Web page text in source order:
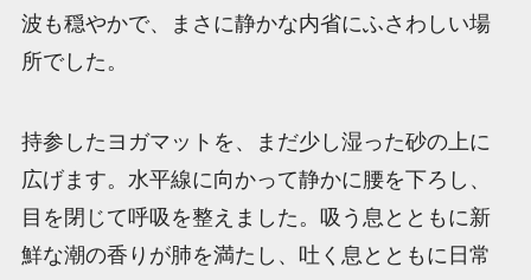
波も穏やかで、まさに静かな内省にふさわしい場
所でした。
持参したヨガマットを、まだ少し湿った砂の上に
広げます。水平線に向かって静かに腰を下ろし、
目を閉じて呼吸を整えました。吸う息とともに新
鮮な潮の香りが肺を満たし、吐く息とともに日常